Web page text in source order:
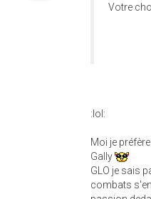
Votre
:lol:
Moi je
Gally
GLO je sais
combats